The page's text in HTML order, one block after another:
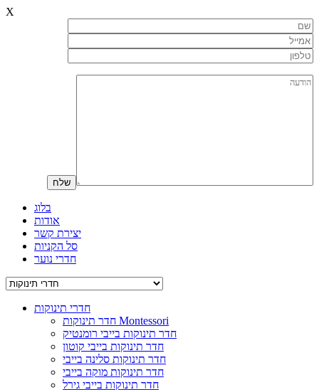
X
בלוג
אודות
יצירת קשר
סל הקניות
חדרי נוער
חדרי תינוקות
חדר תינוקות Montessori
חדר תינוקות בייבי רומנטיק
חדר תינוקות בייבי קוטון
חדר תינוקות סלינה בייבי
חדר תינוקות מוקה בייבי
חדר תינוקות בייבי גירל